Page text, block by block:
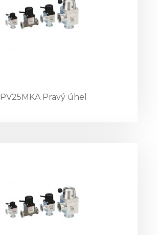
PV25MKA Pravý úhel